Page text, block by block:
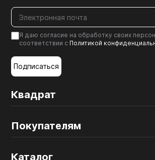
Квадрат
Покупателям
Каталог
Я даю согласие на обработку своих
соответствии с Политикой
Подписаться